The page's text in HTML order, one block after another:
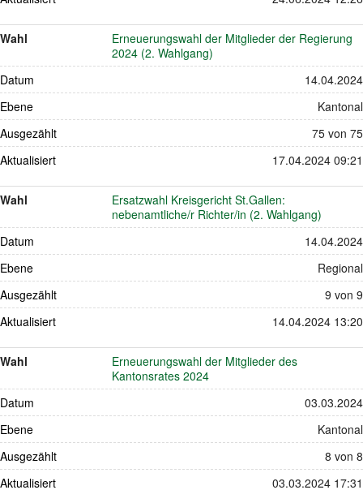
Wahl
Erneuerungswahl der Mitglieder der Regierung
2024 (2. Wahlgang)
Datum
14.04.2024
Ebene
Kantonal
Ausgezählt
75 von 75
Aktualisiert
17.04.2024 09:21
Wahl
Ersatzwahl Kreisgericht St.Gallen:
nebenamtliche/r Richter/in (2. Wahlgang)
Datum
14.04.2024
Ebene
Regional
Ausgezählt
9 von 9
Aktualisiert
14.04.2024 13:20
Wahl
Erneuerungswahl der Mitglieder des
Kantonsrates 2024
Datum
03.03.2024
Ebene
Kantonal
Ausgezählt
8 von 8
Aktualisiert
03.03.2024 17:31